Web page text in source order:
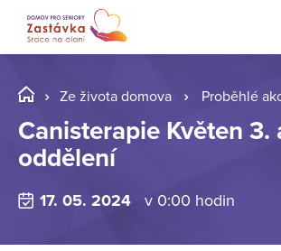
Ze života domova Proběhlé
Canisterapie Květen 3.
oddělení
17. 05. 2024 v 0:00 hodin